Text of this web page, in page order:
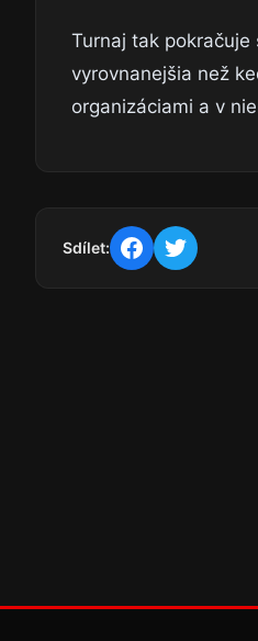
Turnaj tak
vyrovnanejšia než
organizáciami a v
Sdílet: